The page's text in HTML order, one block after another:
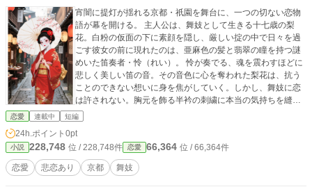
宵闇に提灯が揺れる京都・祇園を舞台に、一つの切ない恋物
語が幕を開ける。 主人公は、舞妓として生きる十七歳の梨
花。白粉の仮面の下に素顔を隠し、厳しい掟の中で日々を過
ごす彼女の前に現れたのは、亜麻色の髪と翡翠の瞳を持つ謎
めいた笛奏者・怜（れい）。 怜が奏でる、魂を震わすほどに
悲しく美しい笛の音。その音色に心を奪われた梨花は、抗う
ことのできない想いに身を焦がしていく。しかし、舞妓に恋
は許されない。胸元を飾る半衿の刺繍に本当の気持ちを縫い
隠すように、募る恋心と舞妓としての誇りの間で、彼女の心
ならない魂の交流。二人の想いが交差する時、梨花は自らの
運命を変える一夜限りの決断を下す。 恋の喜びと痛みを、古
都の美しい情景と共に情感豊かに描いた物語。
恋愛 連載中 短編
24h.ポイント 0pt
小説 228,748 位 / 228,748件 恋愛 66,364 位 / 66,364件
恋愛 悲恋あり 京都 舞妓